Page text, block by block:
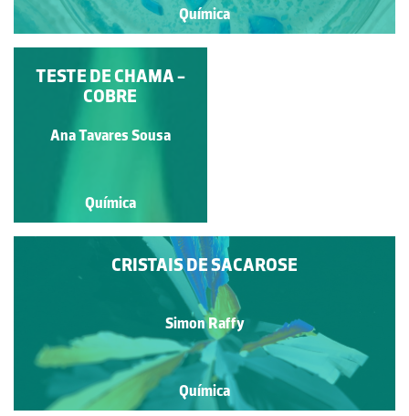
Química
COBRE E PRATA
Alvaro Folhas
Química
CRISTAIS DE SACAROSE
Simon Raffy
Química
TESTE DE CHAMA -
COBRE
Ana Tavares Sousa
Química